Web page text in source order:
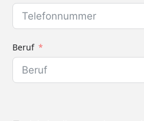
Beruf